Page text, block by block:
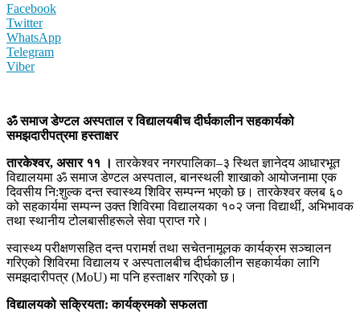
Facebook
Twitter
WhatsApp
Telegram
Viber
ॐ समाज डेण्टल अस्पताल र विद्यालयबीच दीर्घकालीन सहकार्यको
समझदारीपत्रमा हस्ताक्षर
तारकेश्वर, असार ११ । तारकेश्वर नगरपालिका–३ स्थित ज्ञानेदय आधारभूत
विद्यालयमा ॐ समाज डेण्टल अस्पताल, बानस्थली शाखाको आयोजनामा एक
दिवसीय नि:शुल्क दन्त स्वास्थ्य शिविर सम्पन्न भएको छ। तारकेश्वर क्लब ६०
को सहकार्यमा सम्पन्न उक्त शिविरमा विद्यालयका १०२ जना विद्यार्थी, अभिभावक
तथा स्थानीय टोलबासीहरूले सेवा प्राप्त गरे।
स्वास्थ्य परीक्षणसहित दन्त परामर्श तथा सचेतनामूलक कार्यक्रम सञ्चालन
गरिएको शिविरमा विद्यालय र अस्पतालबीच दीर्घकालीन सहकार्यका लागि
समझदारीपत्र (MoU) मा पनि हस्ताक्षर गरिएको छ।
विद्यालयको सक्रियता: कार्यक्रमको सफलता